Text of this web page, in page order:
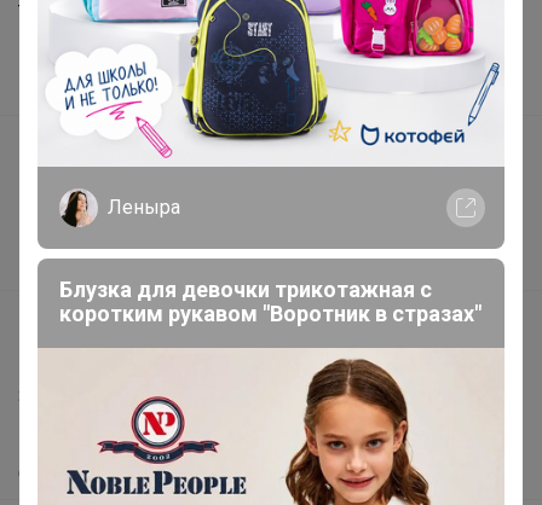
Торговые марки
Наша команда
В наличии
Подарочные сертификаты
Реклама на сайте
Поставщикам
Вакансии
support@24-ok.ru
Защита покупателя
О нас
Леныра
Блузка для девочки трикотажная с
коротким рукавом "Воротник в стразах"